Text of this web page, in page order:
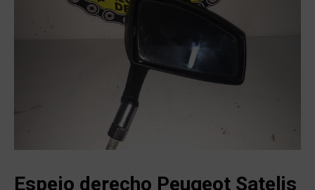
Espejo derecho Peugeot Satelis